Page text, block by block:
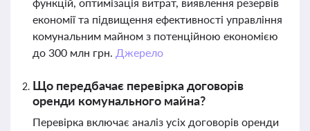
економії та підвищення ефективності управління
комунальним майном з потенційною економією
до 300 млн грн. Джерело
Що передбачає перевірка договорів
оренди комунального майна?
Перевірка включає аналіз усіх договорів оренди